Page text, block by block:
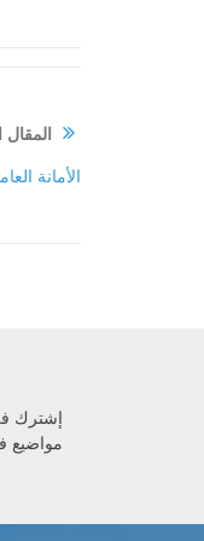
المقال
الأمانة
إشترك
مواضيع